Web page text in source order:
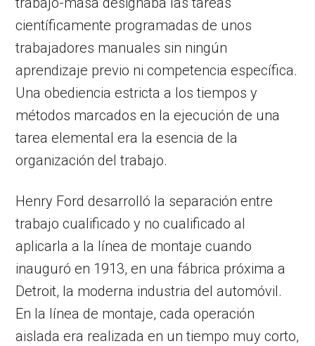
científicamente programadas de unos
trabajadores manuales sin ningún
aprendizaje previo ni competencia específica.
Una obediencia estricta a los tiempos y
métodos marcados en la ejecución de una
tarea elemental era la esencia de la
organización del trabajo.
Henry Ford desarrolló la separación entre
trabajo cualificado y no cualificado al
aplicarla a la línea de montaje cuando
inauguró en 1913, en una fábrica próxima a
Detroit, la moderna industria del automóvil.
En la línea de montaje, cada operación
aislada era realizada en un tiempo muy corto,